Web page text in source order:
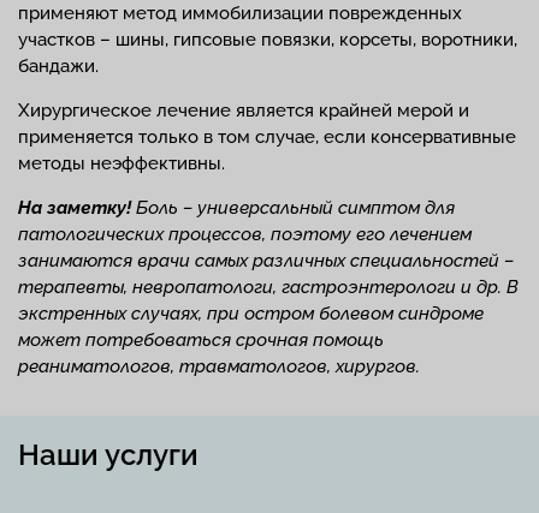
применяют метод иммобилизации поврежденных
участков – шины, гипсовые повязки, корсеты, воротники,
бандажи.
Хирургическое лечение является крайней мерой и
применяется только в том случае, если консервативные
методы неэффективны.
На заметку! Боль – универсальный симптом для
патологических процессов, поэтому его лечением
занимаются врачи самых различных специальностей –
терапевты, невропатологи, гастроэнтерологи и др. В
экстренных случаях, при остром болевом синдроме
может потребоваться срочная помощь
реаниматологов, травматологов, хирургов.
Наши услуги